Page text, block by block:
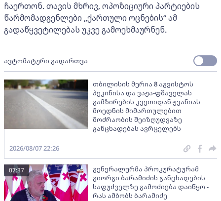
ჩაერთონ. თავის მხრივ, ოპოზიციური პარტიების
წარმომადგენლები „ქართული ოცნების“ ამ
გადაწყვეტილებას უკვე გამოეხმაურნენ.
ავტომატური გადართვა
თბილისის მერია 8 აგვისტოს
პეკინისა და ვაჟა-ფშაველას
გამზირების კვეთიდან ჟვანიას
მოედნის მიმართულებით
მოძრაობის შეიზღუდვაზე
განცხადებას ავრცელებს
2026/08/07 22:26
გენერალურმა პროკურატურამ
გიორგი ბარამიძის განცხადების
საფუძველზე გამოძიება დაიწყო -
რას ამბობს ბარამიძე
07:37